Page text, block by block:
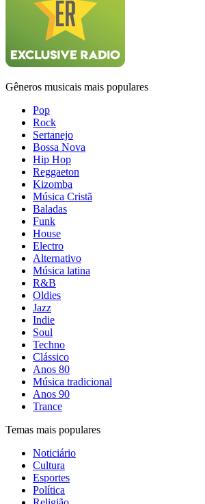
Gêneros musicais mais populares
Pop
Rock
Sertanejo
Bossa Nova
Hip Hop
Reggaeton
Kizomba
Música Cristã
Baladas
Funk
House
Electro
Alternativo
Música latina
R&B
Oldies
Jazz
Indie
Soul
Techno
Clássico
Anos 80
Música tradicional
Anos 90
Trance
Temas mais populares
Noticiário
Cultura
Esportes
Política